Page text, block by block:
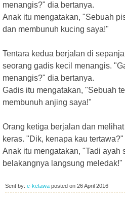
menangis?" dia bertanya.
Anak itu mengatakan, "Sebuah
dan membunuh kucing saya!"
Tentara kedua berjalan di
seorang gadis kecil menangis.
menangis?" dia bertanya.
Gadis itu mengatakan, "Sebuah
membunuh anjing saya!"
Orang ketiga berjalan dan
keras. "Dik, kenapa kau
Anak itu mengatakan, "Tadi ayah
belakangnya langsung meledak!"
Sent by: e-ketawa posted on 26 April 2016